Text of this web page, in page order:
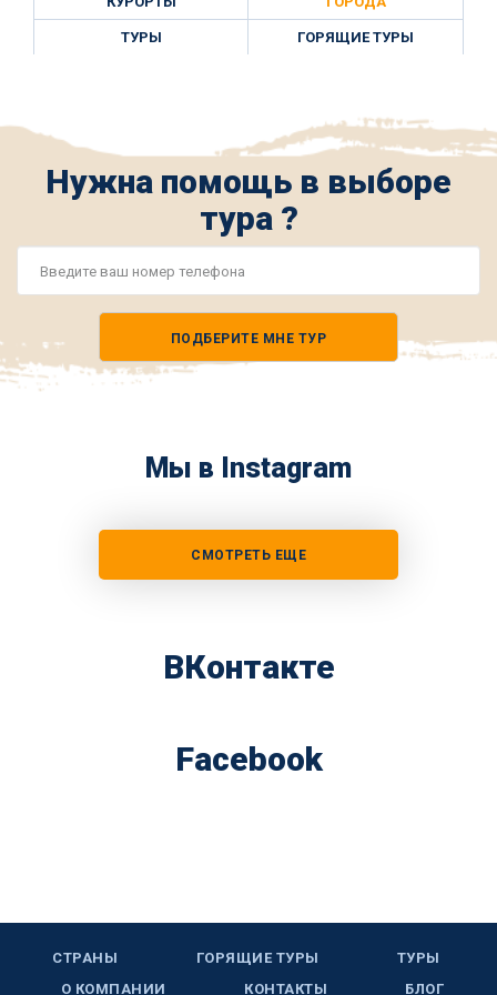
ТУРЫ ГОРЯЩИЕ ТУРЫ
Нужна помощь в выборе
тура ?
ПОДБЕРИТЕ МНЕ ТУР
Мы в Instagram
СМОТРЕТЬ ЕЩЕ
ВКонтакте
Facebook
СТРАНЫ ГОРЯЩИЕ ТУРЫ
ТУРЫ
О КОМПАНИИ
КОНТАКТЫ БЛОГ